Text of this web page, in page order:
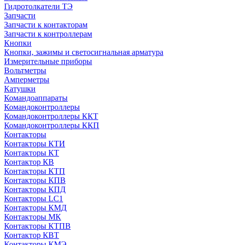
Гидротолкатели ТЭ
Запчасти
Запчасти к контакторам
Запчасти к контроллерам
Кнопки
Кнопки, зажимы и светосигнальная арматура
Измерительные приборы
Вольтметры
Амперметры
Катушки
Командоаппараты
Командоконтроллеры
Командоконтроллеры ККТ
Командоконтроллеры ККП
Контакторы
Контакторы КТИ
Контакторы КТ
Контактор КВ
Контакторы КТП
Контакторы КПВ
Контакторы КПД
Контакторы LC1
Контакторы КМД
Контакторы МК
Контакторы КТПВ
Контактор КВТ